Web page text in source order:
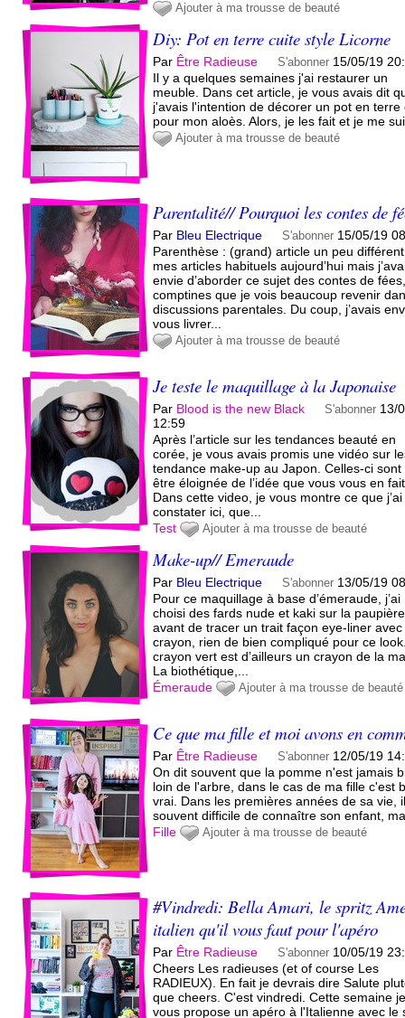
Ajouter à ma trousse de beauté
Diy: Pot en terre cuite style Licorne
Par Être Radieuse S'abonner 15/05/19
Il y a quelques semaines j'ai restaurer un
meuble. Dans cet article, je vous avais dit
j'avais l'intention de décorer un pot en terre
pour mon aloès. Alors, je les fait et je me
Ajouter à ma trousse de beauté
Parentalité// Pourquoi les contes de
Par Bleu Electrique S'abonner 15/05/19
Parenthèse : (grand) article un peu
mes articles habituels aujourd’hui mais
envie d’aborder ce sujet des contes de
comptines que je vois beaucoup revenir
discussions parentales. Du coup, j’avais
vous livrer...
Ajouter à ma trousse de beauté
Je teste le maquillage à la Japonaise
Par Blood is the new Black S'abonner 13/
12:59
Après l’article sur les tendances beauté en
corée, je vous avais promis une vidéo sur
tendance make-up au Japon. Celles-ci sont
être éloignée de l’idée que vous vous en
Dans cette video, je vous montre ce que
constater ici, que...
Test
Ajouter à ma trousse de beauté
Make-up// Emeraude
Par Bleu Electrique S'abonner 13/05/19
Pour ce maquillage à base d’émeraude, j’ai
choisi des fards nude et kaki sur la paupière
avant de tracer un trait façon eye-liner
crayon, rien de bien compliqué pour ce
crayon vert est d’ailleurs un crayon de la
La biothétique,...
Émeraude
Ajouter à ma trousse de beauté
Ce que ma fille et moi avons en
Par Être Radieuse S'abonner 12/05/19
On dit souvent que la pomme n'est jamais
loin de l'arbre, dans le cas de ma fille c'est
vrai. Dans les premières années de sa vie,
souvent difficile de connaître son enfant,
Fille
Ajouter à ma trousse de beauté
#Vindredi: Bella Amari, le spritz
italien qu'il vous faut pour l'apéro
Par Être Radieuse S'abonner 10/05/19
Cheers Les radieuses (et of course Les
RADIEUX). En fait je devrais dire Salute
que cheers. C'est vindredi. Cette semaine
vous propose un apéro à l'Italienne avec le